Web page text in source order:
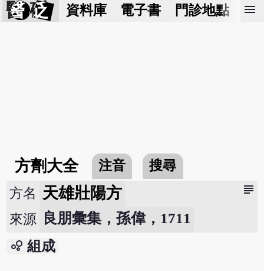
醫 砭 資料庫 電子書 門診地點 預
menu
方劑大全 注音 搜尋
subject
方名 天雄壯陽方
來源 良朋彙集，孫偉，1711
bubble_chart 組成